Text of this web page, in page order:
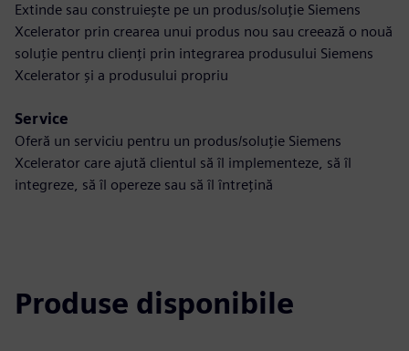
Extinde sau construiește pe un produs/soluție Siemens
Xcelerator prin crearea unui produs nou sau creează o nouă
soluție pentru clienți prin integrarea produsului Siemens
Xcelerator și a produsului propriu
Service
Oferă un serviciu pentru un produs/soluție Siemens
Xcelerator care ajută clientul să îl implementeze, să îl
integreze, să îl opereze sau să îl întrețină
Produse disponibile